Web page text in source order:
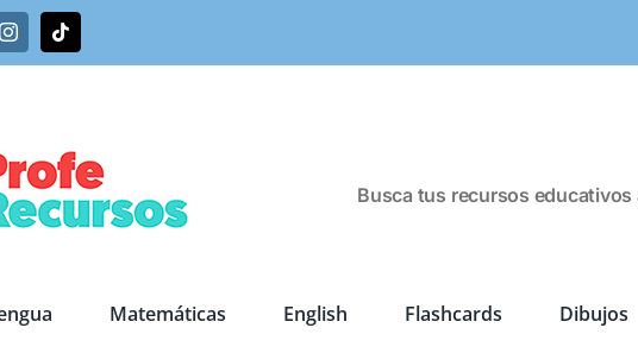
InstagramTiktok
Busca tus recursos educativos
Matemáticas English Flashcards Dibujos